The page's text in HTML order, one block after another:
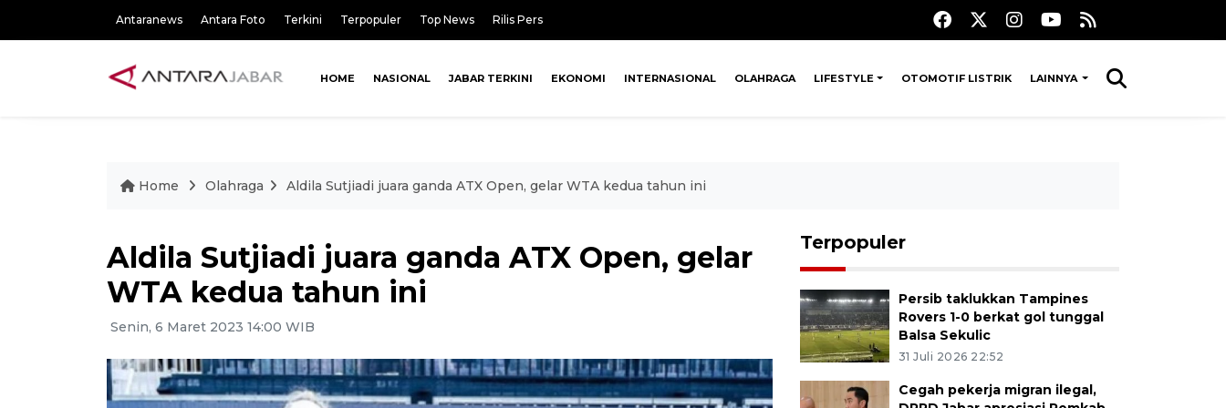
Antaranews Antara Foto Terkini Terpopuler Top News Rilis Pers
HOME NASIONAL JABAR TERKINI EKONOMI INTERNASIONAL OLAHRAGA LIFESTYLE OTOMOTIF LISTRIK LAINNYA
Home Olahraga Aldila Sutjiadi juara ganda ATX Open, gelar WTA kedua tahun ini
Aldila Sutjiadi juara ganda ATX Open, gelar
WTA kedua tahun ini
Senin, 6 Maret 2023 14:00 WIB
Terpopuler
Persib taklukkan Tampines
Rovers 1-0 berkat gol tunggal
Balsa Sekulic
31 Juli 2026 22:52
Cegah pekerja migran ilegal,